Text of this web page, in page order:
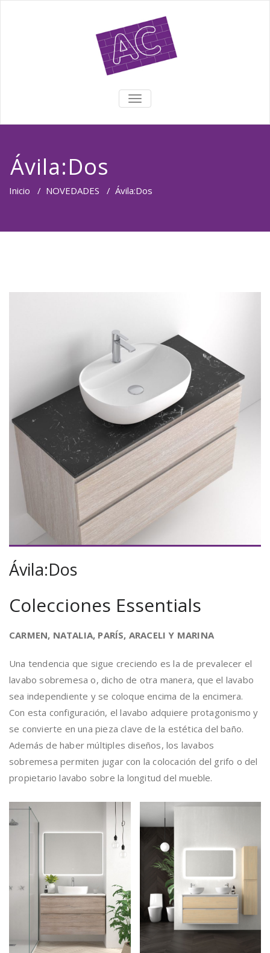
TOGGLE NAVIGATION
Ávila:Dos
Inicio / NOVEDADES / Ávila:Dos
Ávila:Dos
Colecciones Essentials
CARMEN, NATALIA, PARÍS, ARACELI Y MARINA
Una tendencia que sigue creciendo es la de prevalecer el
lavabo sobremesa o, dicho de otra manera, que el lavabo
sea independiente y se coloque encima de la encimera.
Con esta configuración, el lavabo adquiere protagonismo y
se convierte en una pieza clave de la estética del baño.
Además de haber múltiples diseños, los lavabos
sobremesa permiten jugar con la colocación del grifo o del
propietario lavabo sobre la longitud del mueble.